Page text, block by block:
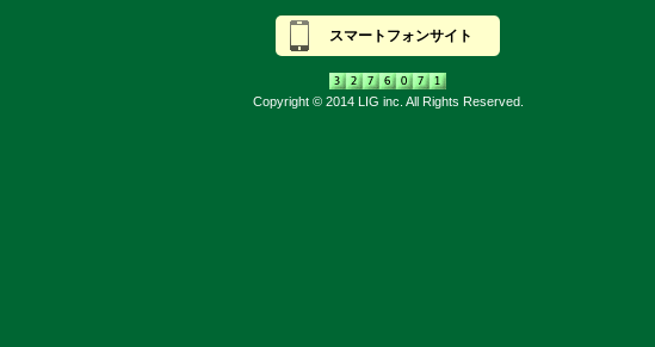
スマートフォンサイト
Copyright © 2014 LIG inc. All Rights Reserved.